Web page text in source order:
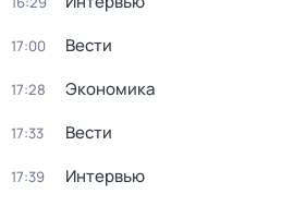
17:00 Вести
17:28 Экономика
17:33 Вести
17:39 Интервью